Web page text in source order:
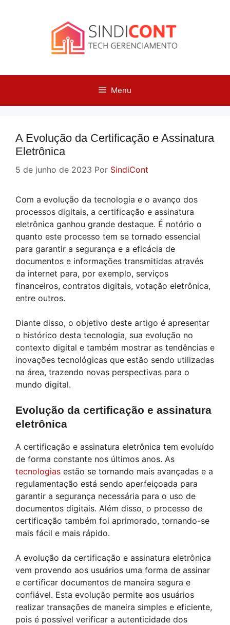
Menu
A Evolução da Certificação e Assinatura
Eletrônica
5 de junho de 2023 Por SindiCont
Com a evolução da tecnologia e o avanço dos
processos digitais, a certificação e assinatura
eletrônica ganhou grande destaque. É notório o
quanto este processo tem se tornado essencial
para garantir a segurança e a eficácia de
documentos e informações transmitidas através
da internet para, por exemplo, serviços
financeiros, contratos digitais, votação eletrônica,
entre outros.
Diante disso, o objetivo deste artigo é apresentar
o histórico desta tecnologia, sua evolução no
contexto digital e também mostrar as tendências e
inovações tecnológicas que estão sendo utilizadas
na área, trazendo novas perspectivas para o
mundo digital.
Evolução da certificação e assinatura
eletrônica
A certificação e assinatura eletrônica tem evoluído
de forma constante nos últimos anos. As
tecnologias estão se tornando mais avançadas e a
regulamentação está sendo aperfeiçoada para
garantir a segurança necessária para o uso de
documentos digitais. Além disso, o processo de
certificação também foi aprimorado, tornando-se
mais fácil e mais rápido.
A evolução da certificação e assinatura eletrônica
vem provendo aos usuários uma forma de assinar
e certificar documentos de maneira segura e
confiável. Esta evolução permite aos usuários
realizar transações de maneira simples e eficiente,
pois é possível verificar a autenticidade dos